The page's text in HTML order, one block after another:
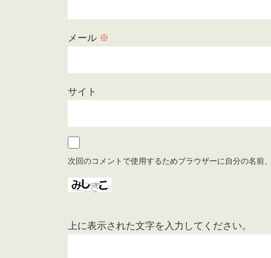
メール ※
サイト
次回のコメントで使用するためブラウザーに自分の名前
上に表示された文字を入力してください。